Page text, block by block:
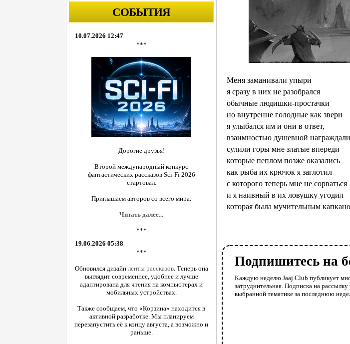
СОБЫТИЯ
10.07.2026 12:47
***
Дорогие друзья!
Второй международный конкурс
фантастических рассказов Sci-Fi 2026
стартовал.
Приглашаем авторов со всего мира.
Читать далее...
***
19.06.2026 05:38
***
Обновился дизайн ленты рассказов. Теперь она
выглядит современнее, удобнее и лучше
адаптирована для чтения на компьютерах и
мобильных устройствах.
Также сообщаем, что «Корзина» находится в
активной разработке. Мы планируем
перезапустить её к концу августа, а возможно и
раньше.
Меня заманивали упыри
я сразу в них не разобрался
обычные людишки-простачки
но внутренне голодные как звери
я улыбался им и они в ответ,
взаимностью душевной награждали
сулили горы мне златые впереди
которые пеплом позже оказались
как рыба их крючок я заглотил
с которого теперь мне не сорваться
и я наивный в их ловушку угодил
которая была мучительным
Подпишитесь на
Каждую неделю Jaaj.Club публикует
затруднительная. Подписка на
выбранной тематике за последнюю